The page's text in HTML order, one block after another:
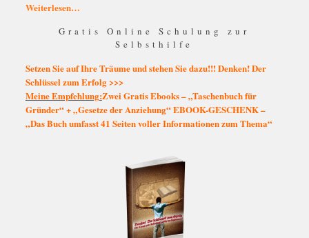
Weiterlesen…
Gratis Online Schulung zur
Selbsthilfe
Setzen Sie auf Ihre Träume und stehen Sie dazu!!! Denken! Der
Schlüssel zum Erfolg >>>
Meine Empfehlung:Zwei Gratis Ebooks – „Taschenbuch für
Gründer“ + „Gesetze der Anziehung“ EBOOK-GESCHENK –
„Das Buch umfasst 41 Seiten voller Informationen zum Thema“